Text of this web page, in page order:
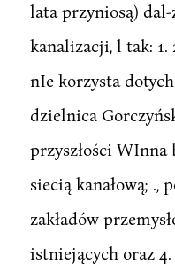
lata przyniosą)
kanalizacji, l tak: 1.
nIe korzysta
dzielnica
przyszłości WInna
siecią kanałową; .,
zakładów
istniejących oraz